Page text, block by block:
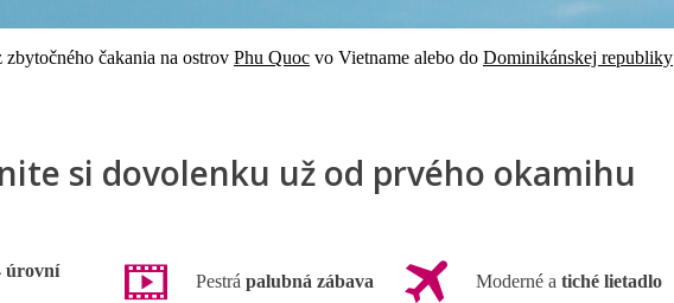
čakania na ostrov Phu Quoc vo Vietname alebo do Dominikánskej republiky
si dovolenku už od prvého okamihu
úrovní
Pestrápalubná zábava Moderné a tiché lietadlo